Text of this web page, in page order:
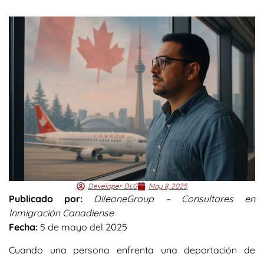
Developer DLG May 8, 2025
Publicado por:
DileoneGroup – Consultores en
Inmigración Canadiense
Fecha: 5 de mayo del 2025
Cuando una persona enfrenta una deportación de